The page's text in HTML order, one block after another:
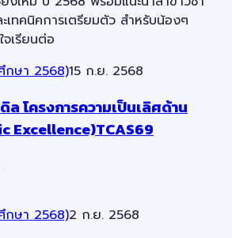
เทคนิคการเตรียมตัว สำหรับน้องๆ
จเรียนต่อ
กษา 2568)15 ก.ย. 2568
โครงการความเป็นเลิศด้าน
Excellence)TCAS69
กษา 2568)2 ก.ย. 2568